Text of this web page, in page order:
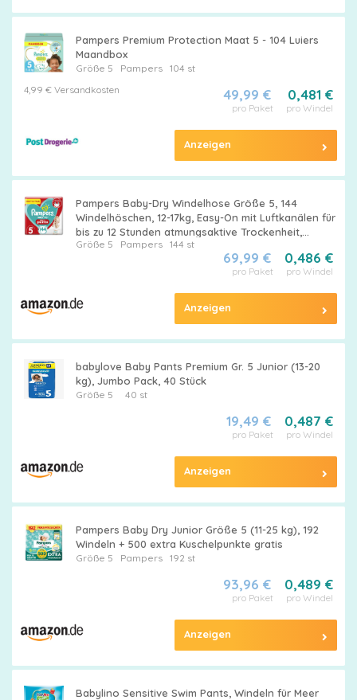
Pampers Premium Protection Maat 5 - 104 Luiers
Maandbox
Größe 5 Pampers104 st
4,99 € Versandkosten
0,481 €
pro Windel
49,99 €
pro Paket
Anzeigen
Pampers Baby-Dry Windelhose Größe 5, 144
Windelhöschen, 12-17kg, Easy-On mit Luftkanälen für
bis zu 12 Stunden atmungsaktive Trockenheit,
Monatspackung
Größe 5 Pampers144 st
0,486 €
pro Windel
69,99 €
pro Paket
Anzeigen
babylove Baby Pants Premium Gr. 5 Junior (13-20
kg), Jumbo Pack, 40 Stück
Größe 5 40 st
0,487 €
pro Windel
19,49 €
pro Paket
Anzeigen
Pampers Baby Dry Junior Größe 5 (11-25 kg), 192
Windeln + 500 extra Kuschelpunkte gratis
Größe 5 Pampers192 st
0,489 €
pro Windel
93,96 €
pro Paket
Anzeigen
Babylino Sensitive Swim Pants, Windeln für Meer